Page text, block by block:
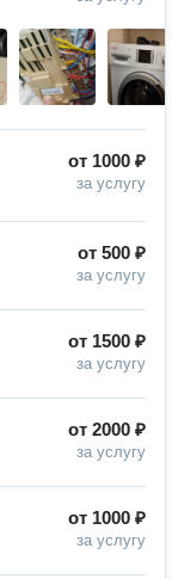
от 1000 ₽
за услугу
от 500 ₽
за услугу
от 1500 ₽
за услугу
от 2000 ₽
за услугу
от 1000 ₽
за услугу